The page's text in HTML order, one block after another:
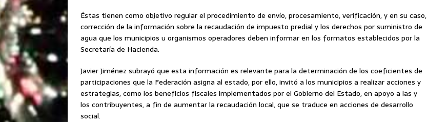
Éstas tienen como objetivo regular el procedimiento de envío, procesamiento, verificación, y en su caso,
corrección de la información sobre la recaudación de impuesto predial y los derechos por suministro de
agua que los municipios u organismos operadores deben informar en los formatos establecidos por la
Secretaría de Hacienda.
Javier Jiménez subrayó que esta información es relevante para la determinación de los coeficientes de
participaciones que la Federación asigna al estado, por ello, invitó a los municipios a realizar acciones y
estrategias, como los beneficios fiscales implementados por el Gobierno del Estado, en apoyo a las y
los contribuyentes, a fin de aumentar la recaudación local, que se traduce en acciones de desarrollo
social.